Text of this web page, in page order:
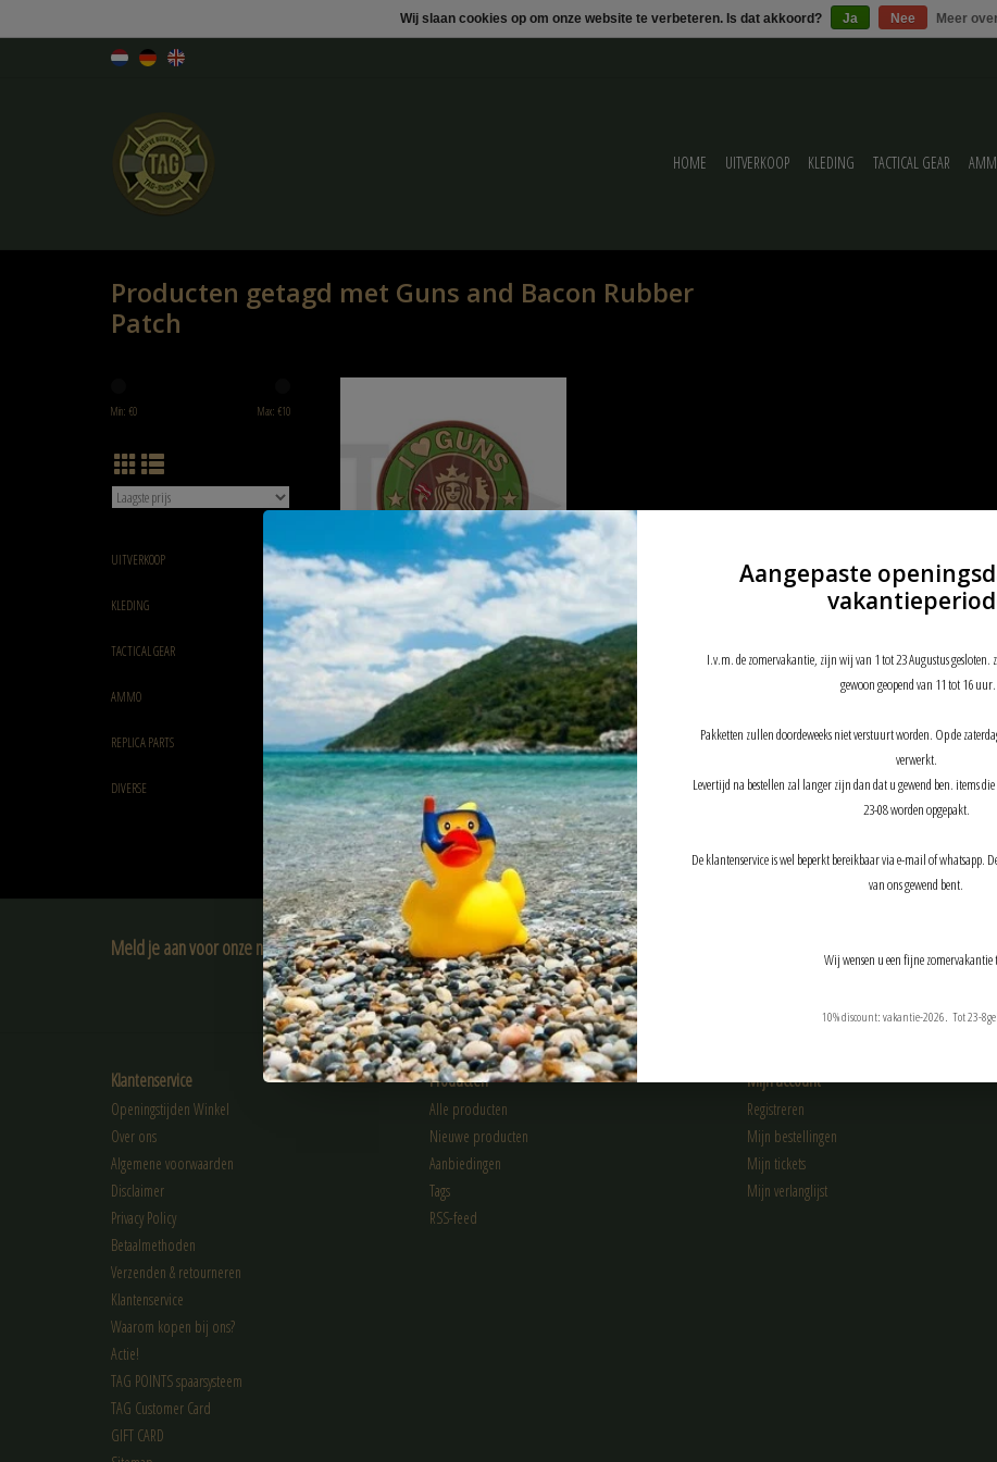
HOME UITVERKOOP KLEDING TACTICAL GEAR
Producten getagd met Guns and Bacon Rubber
Patch
Min: €0 Max: €10
UITVERKOOP
KLEDING
TACTICAL GEAR
AMMO
REPLICA PARTS
DIVERSE
TOEVOEGEN AAN WINKELWAGEN
Guns and Bacon Rubber Patch
€5,40
Meld je aan voor onze nieuwsbrief:
ABONNEER
Klantenservice
Openingstijden Winkel
Over ons
Algemene voorwaarden
Disclaimer
Privacy Policy
Betaalmethoden
Verzenden & retourneren
Klantenservice
Waarom kopen bij ons?
Actie!
TAG POINTS spaarsysteem
TAG Customer Card
GIFT CARD
Producten
Alle producten
Nieuwe producten
Aanbiedingen
Tags
RSS-feed
Mijn account
Registreren
Mijn bestellingen
Mijn tickets
Mijn verlanglijst
Wij slaan cookies op om onze website te verbeteren. Is dat akkoord? Ja Nee Meer
Aangepaste
I.v.m. de zomervakantie, zijn wij van 1 tot 23 Augustus gesloten.
gewoon geopend van 11 tot 16 uur.
Pakketten zullen doordeweeks niet verstuurt worden. Op de
verwerkt.
Levertijd na bestellen zal langer zijn dan dat u gewend ben. items
23-08 worden opgepakt.
De klantenservice is wel beperkt bereikbaar via e-mail of whatsapp.
van ons gewend bent.
Wij wensen u een fijne zomervakantie
10% discount: vakantie-2026. Tot 23-